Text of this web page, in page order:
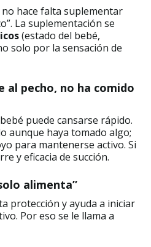
no hace falta suplementar
La suplementación se
(estado del bebé,
solo por la sensación de
al pecho, no ha comido
puede cansarse rápido.
aunque haya tomado algo;
para mantenerse activo. Si
y eficacia de succión.
alimenta”
protección y ayuda a iniciar
Por eso se le llama a